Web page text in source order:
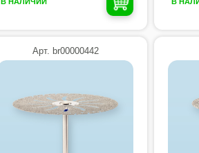
Арт. br00000442